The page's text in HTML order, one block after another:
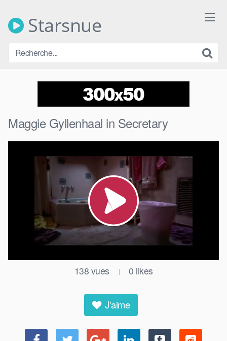
contentStarsnue
Maggie Gyllenhaal in Secretary
138 vues | 0 likes
J'aime